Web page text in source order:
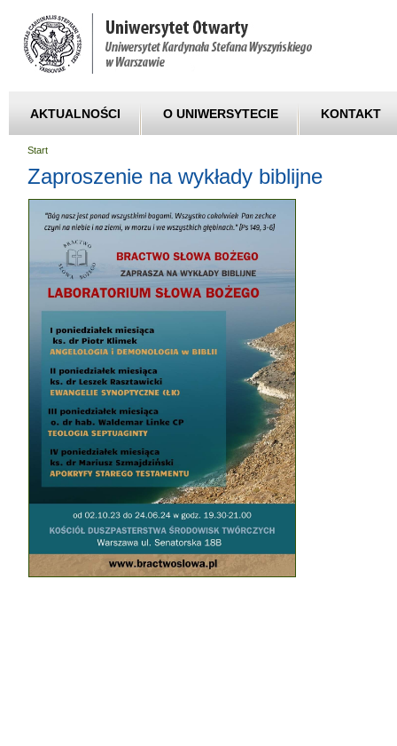
AKTUALNOŚCI O UNIWERSYTECIE KONTAKT
Start
Zaproszenie na wykłady biblijne